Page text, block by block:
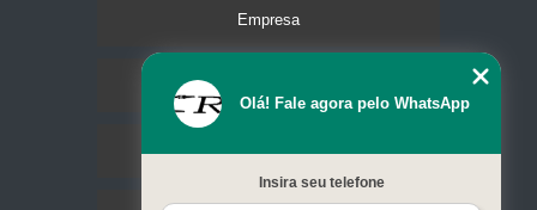
Empresa
Serviços
Olá! Fale agora pelo WhatsApp
Insira seu telefone